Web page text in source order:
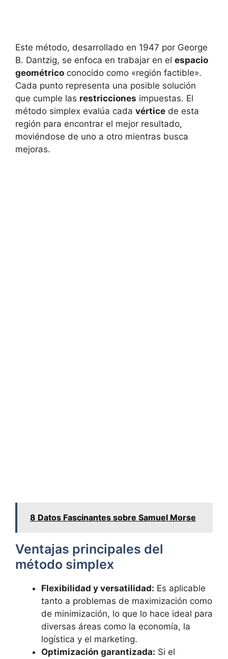
Este método, desarrollado en 1947 por George
B. Dantzig, se enfoca en trabajar en el espacio
geométrico conocido como «región factible».
Cada punto representa una posible solución
que cumple las restricciones impuestas. El
método simplex evalúa cada vértice de esta
región para encontrar el mejor resultado,
moviéndose de uno a otro mientras busca
mejoras.
8 Datos Fascinantes sobre Samuel Morse
Ventajas principales del
método simplex
Flexibilidad y versatilidad: Es aplicable
tanto a problemas de maximización como
de minimización, lo que lo hace ideal para
diversas áreas como la economía, la
logística y el marketing.
Optimización garantizada: Si el